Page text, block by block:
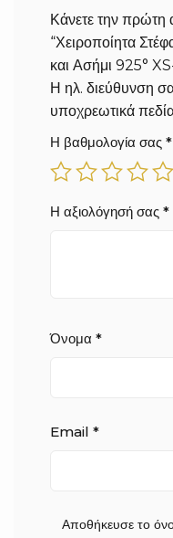
Κάνετε την πρώτη
“Χειροποίητα
και Ασήμι 925°
Η ηλ. διεύθυνση
υποχρεωτικά
Η βαθμολογία σας *
Η αξιολόγησή σας *
Όνομα *
Email *
Αποθήκευσε το